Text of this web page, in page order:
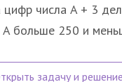
цифр числа A + 3
A больше 250 и